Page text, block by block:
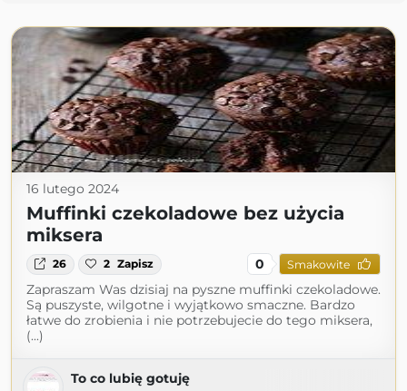
16 lutego 2024
Muffinki czekoladowe bez użycia
miksera
26 2 Zapisz 0 Smakowite
Zapraszam Was dzisiaj na pyszne muffinki czekoladowe.
Są puszyste, wilgotne i wyjątkowo smaczne. Bardzo
łatwe do zrobienia i nie potrzebujecie do tego miksera,
(...)
To co lubię gotuję